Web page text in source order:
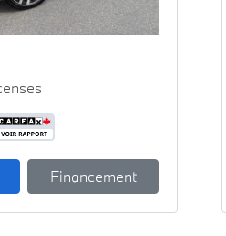
Financement